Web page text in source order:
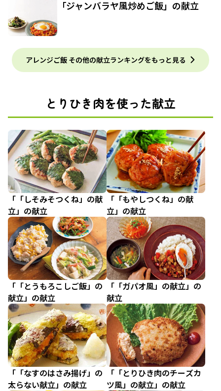
「ジャンバラヤ風炒めご飯」の献立
アレンジご飯 その他の献立ランキングをもっと見る
とりひき肉を使った献立
「「しそみそつくね」の献
立」の献立
「「もやしつくね」の献
立」の献立
「「とうもろこしご飯」の
献立」の献立
「「ガパオ風」の献立」の
献立
「「なすのはさみ揚げ」の
太らない献立」の献立
「「とりひき肉のチーズカ
ツ風」の献立」の献立